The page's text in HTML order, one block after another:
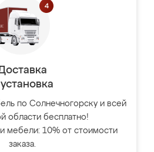
по Солнечногорску и всей
области бесплатно!
мебели: 10% от стоимости
заказа.